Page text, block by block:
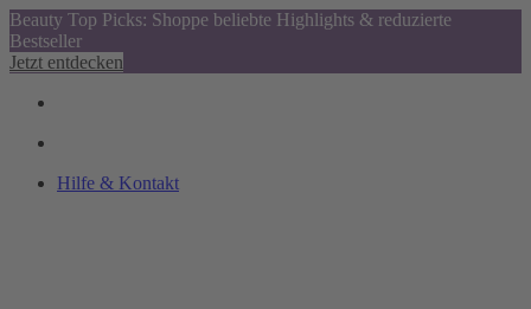
Beauty Top Picks: Shoppe beliebte Highlights & reduzierte
Bestseller
Jetzt entdecken
Hilfe & Kontakt